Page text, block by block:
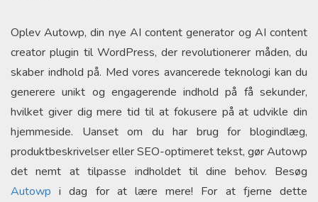
Oplev Autowp, din nye AI content generator og AI content
creator plugin til WordPress, der revolutionerer måden, du
skaber indhold på. Med vores avancerede teknologi kan du
generere unikt og engagerende indhold på få sekunder,
hvilket giver dig mere tid til at fokusere på at udvikle din
hjemmeside. Uanset om du har brug for blogindlæg,
produktbeskrivelser eller SEO-optimeret tekst, gør Autowp
det nemt at tilpasse indholdet til dine behov. Besøg
Autowp i dag for at lære mere! For at fjerne dette